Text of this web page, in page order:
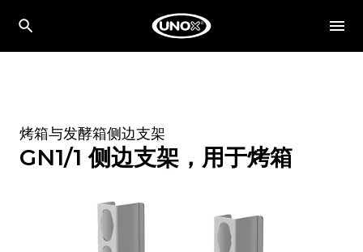
烤箱与发酵箱侧边支架
GN1/1 侧边支架，用于烤箱